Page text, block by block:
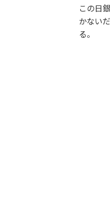
この日
かない
る。